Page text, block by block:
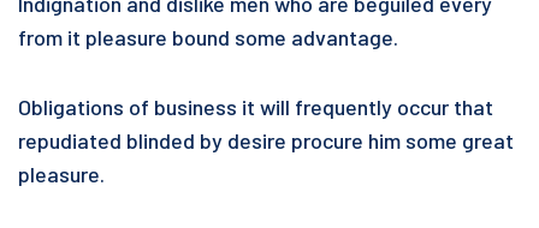
from it pleasure bound some advantage.
Obligations of business it will frequently occur that
repudiated blinded by desire procure him some great
pleasure.